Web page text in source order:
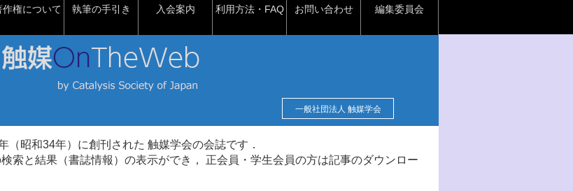
作権について 執筆の手引き 入会案内 利用方法・FAQ お問い合わせ 編集委員会
一般社団法人 触媒学会
（昭和34年）に創刊された 触媒学会の会誌です．
索と結果（書誌情報）の表示ができ， 正会員・学生会員の方は記事のダウンロー